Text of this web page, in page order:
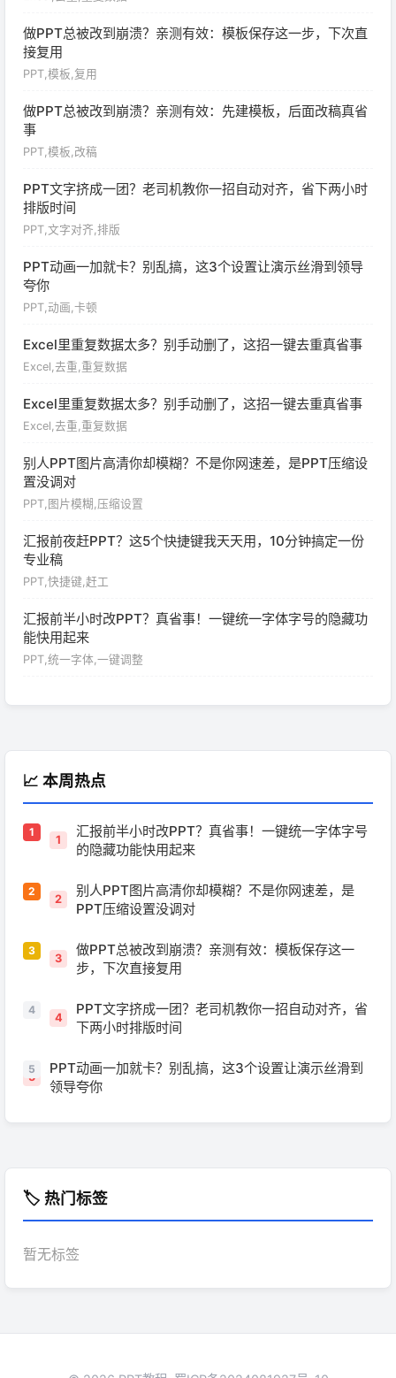
做PPT总被改到崩溃？亲测有效：模板保存这一步，下次直
接复用
PPT,模板,复用
做PPT总被改到崩溃？亲测有效：先建模板，后面改稿真省
事
PPT,模板,改稿
PPT文字挤成一团？老司机教你一招自动对齐，省下两小时
排版时间
PPT,文字对齐,排版
PPT动画一加就卡？别乱搞，这3个设置让演示丝滑到领导
夸你
PPT,动画,卡顿
Excel里重复数据太多？别手动删了，这招一键去重真省事
Excel,去重,重复数据
Excel里重复数据太多？别手动删了，这招一键去重真省事
Excel,去重,重复数据
别人PPT图片高清你却模糊？不是你网速差，是PPT压缩设
置没调对
PPT,图片模糊,压缩设置
汇报前夜赶PPT？这5个快捷键我天天用，10分钟搞定一份
专业稿
PPT,快捷键,赶工
汇报前半小时改PPT？真省事！一键统一字体字号的隐藏功
能快用起来
PPT,统一字体,一键调整
📈 本周热点
1
汇报前半小时改PPT？真省事！一键统一字体字号
的隐藏功能快用起来
2
别人PPT图片高清你却模糊？不是你网速差，是
PPT压缩设置没调对
3
做PPT总被改到崩溃？亲测有效：模板保存这一
步，下次直接复用
4
PPT文字挤成一团？老司机教你一招自动对齐，省
下两小时排版时间
5
PPT动画一加就卡？别乱搞，这3个设置让演示丝滑到
领导夸你
🏷️ 热门标签
暂无标签